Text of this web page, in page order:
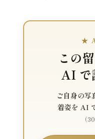
★
この
AI で
ご自身の写
着姿を AI
（